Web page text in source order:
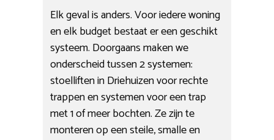
Elk geval is anders. Voor iedere woning
en elk budget bestaat er een geschikt
systeem. Doorgaans maken we
onderscheid tussen 2 systemen:
stoelliften in Driehuizen voor rechte
trappen en systemen voor een trap
met 1 of meer bochten. Ze zijn te
monteren op een steile, smalle en